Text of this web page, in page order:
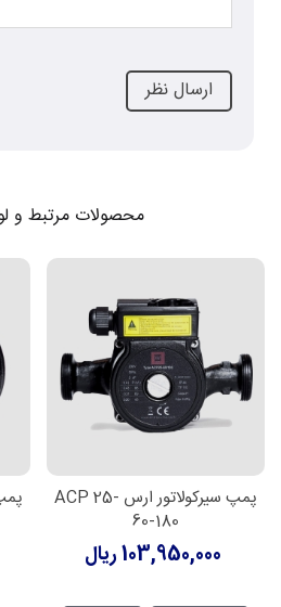
محصولات مرتبط و
پمپ سیرکولاتور ارس ACP 25-
60-180
103,950,000 ریال